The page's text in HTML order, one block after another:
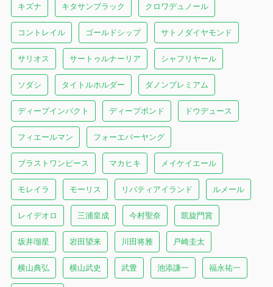
キズナ キタサンブラック クロワデュノール
コントレイル ゴールドシップ サトノダイヤモンド
サリオス サートゥルナーリア シャフリヤール
ソダシ タイトルホルダー ダノンプレミアム
ディープインパクト ディープボンド ドウデュース
フィエールマン フォーエバーヤング
ブラストワンピース マカヒキ メイケイエール
モレイラ モーリス リバティアイランド ルメール
レイデオロ 三浦皇成 今村聖奈 凱旋門賞
坂井瑠星 岩田望来 川田将雅 戸崎圭太
横山典弘 横山武史 武豊 池添謙一 福永祐一